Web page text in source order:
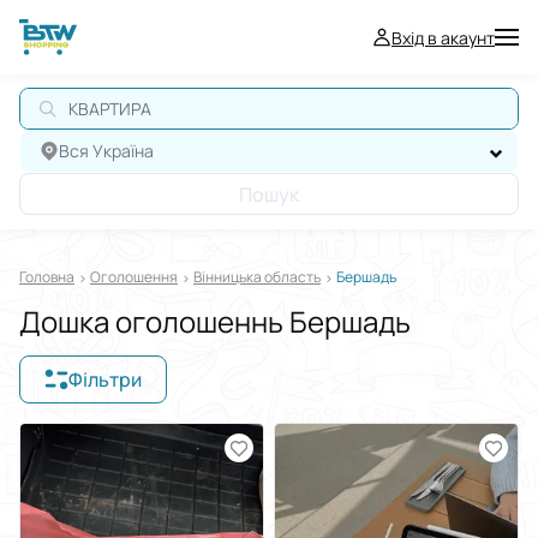
Вхід в акаунт
КВАРТИРА
Вся Україна
Пошук
Головна Оголошення Вінницька область Бершадь
Дошка оголошеннь Бершадь
Фільтри
Відображати в $€₴
Сортувати за